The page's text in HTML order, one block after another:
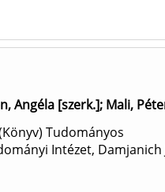
Angéla [szerk.]; Mali,
Tudományos
Intézet,